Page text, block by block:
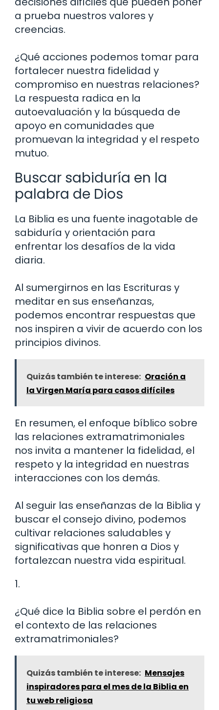
a prueba nuestros valores y
creencias.
¿Qué acciones podemos tomar para
fortalecer nuestra fidelidad y
compromiso en nuestras relaciones?
La respuesta radica en la
autoevaluación y la búsqueda de
apoyo en comunidades que
promuevan la integridad y el respeto
mutuo.
Buscar sabiduría en la
palabra de Dios
La Biblia es una fuente inagotable de
sabiduría y orientación para
enfrentar los desafíos de la vida
diaria.
Al sumergirnos en las Escrituras y
meditar en sus enseñanzas,
podemos encontrar respuestas que
nos inspiren a vivir de acuerdo con los
principios divinos.
Quizás también te interese: Oración a
la Virgen María para casos difíciles
En resumen, el enfoque bíblico sobre
las relaciones extramatrimoniales
nos invita a mantener la fidelidad, el
respeto y la integridad en nuestras
interacciones con los demás.
Al seguir las enseñanzas de la Biblia y
buscar el consejo divino, podemos
cultivar relaciones saludables y
significativas que honren a Dios y
fortalezcan nuestra vida espiritual.
1.
¿Qué dice la Biblia sobre el perdón en
el contexto de las relaciones
extramatrimoniales?
Quizás también te interese: Mensajes
inspiradores para el mes de la Biblia en
tu web religiosa